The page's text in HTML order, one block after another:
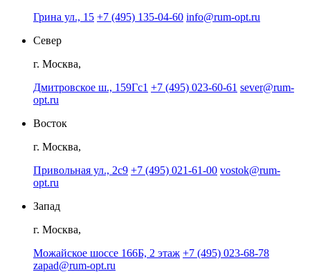
Грина ул., 15 +7 (495) 135-04-60 info@rum-opt.ru
Север
г. Москва,
Дмитровское ш., 159Гс1 +7 (495) 023-60-61 sever@rum-
opt.ru
Восток
г. Москва,
Привольная ул., 2с9 +7 (495) 021-61-00 vostok@rum-
opt.ru
Запад
г. Москва,
Можайское шоссе 166Б, 2 этаж +7 (495) 023-68-78
zapad@rum-opt.ru